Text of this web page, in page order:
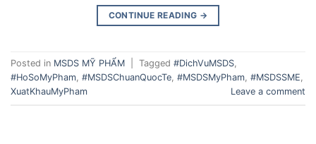
CONTINUE READING →
Posted in MSDS MỸ PHẨM Tagged #DichVuMSDS,
#HoSoMyPham, #MSDSChuanQuocTe, #MSDSMyPham, #MSDSSME,
XuatKhauMyPham
Leave a comment